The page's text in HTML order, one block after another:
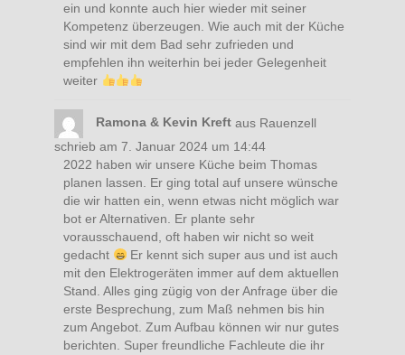
ein und konnte auch hier wieder mit seiner
Kompetenz überzeugen. Wie auch mit der Küche
sind wir mit dem Bad sehr zufrieden und
empfehlen ihn weiterhin bei jeder Gelegenheit
weiter
Ramona & Kevin Kreft aus Rauenzell
schrieb am 7. Januar 2024 um 14:44
2022 haben wir unsere Küche beim Thomas
planen lassen. Er ging total auf unsere wünsche
die wir hatten ein, wenn etwas nicht möglich war
bot er Alternativen. Er plante sehr
vorausschauend, oft haben wir nicht so weit
gedacht
Er kennt sich super aus und ist auch
mit den Elektrogeräten immer auf dem aktuellen
Stand. Alles ging zügig von der Anfrage über die
erste Besprechung, zum Maß nehmen bis hin
zum Angebot. Zum Aufbau können wir nur gutes
berichten. Super freundliche Fachleute die ihr